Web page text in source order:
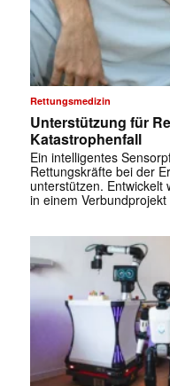
Rettungsmedizin
Unterstützung für
Katastrophenfall
Ein intelligentes
Rettungskräfte bei der
unterstützen. Entwickelt
in einem